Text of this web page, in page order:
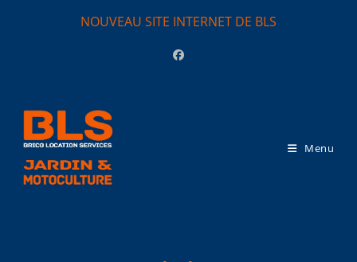
NOUVEAU SITE INTERNET DE BLS
Menu